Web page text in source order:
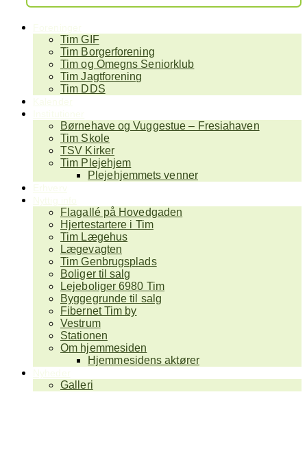
Tim GIF
Tim Borgerforening
Tim og Omegns Seniorklub
Tim Jagtforening
Tim DDS
Børnehave og Vuggestue – Fresiahaven
Tim Skole
TSV Kirker
Tim Plejehjem
Plejehjemmets venner
Flagallé på Hovedgaden
Hjertestartere i Tim
Tim Lægehus
Lægevagten
Tim Genbrugsplads
Boliger til salg
Lejeboliger 6980 Tim
Byggegrunde til salg
Fibernet Tim by
Vestrum
Stationen
Om hjemmesiden
Hjemmesidens aktører
Galleri